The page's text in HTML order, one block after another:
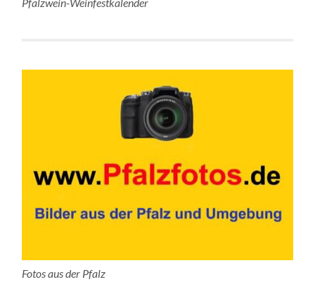
Fotos aus der Pfalz